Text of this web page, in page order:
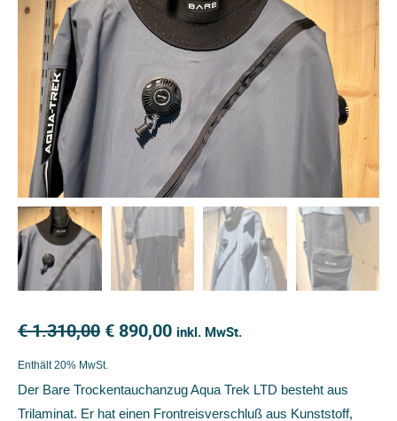
€1.310,00Ursprünglicher
Preis
war:
€ 1.310,00
€ 890,00Aktueller
ist:
€ 890,00.
inkl. MwSt.
Enthält 20% MwSt.
Der Bare Trockentauchanzug Aqua Trek LTD besteht aus
Trilaminat. Er hat einen Frontreisverschluß aus Kunststoff,